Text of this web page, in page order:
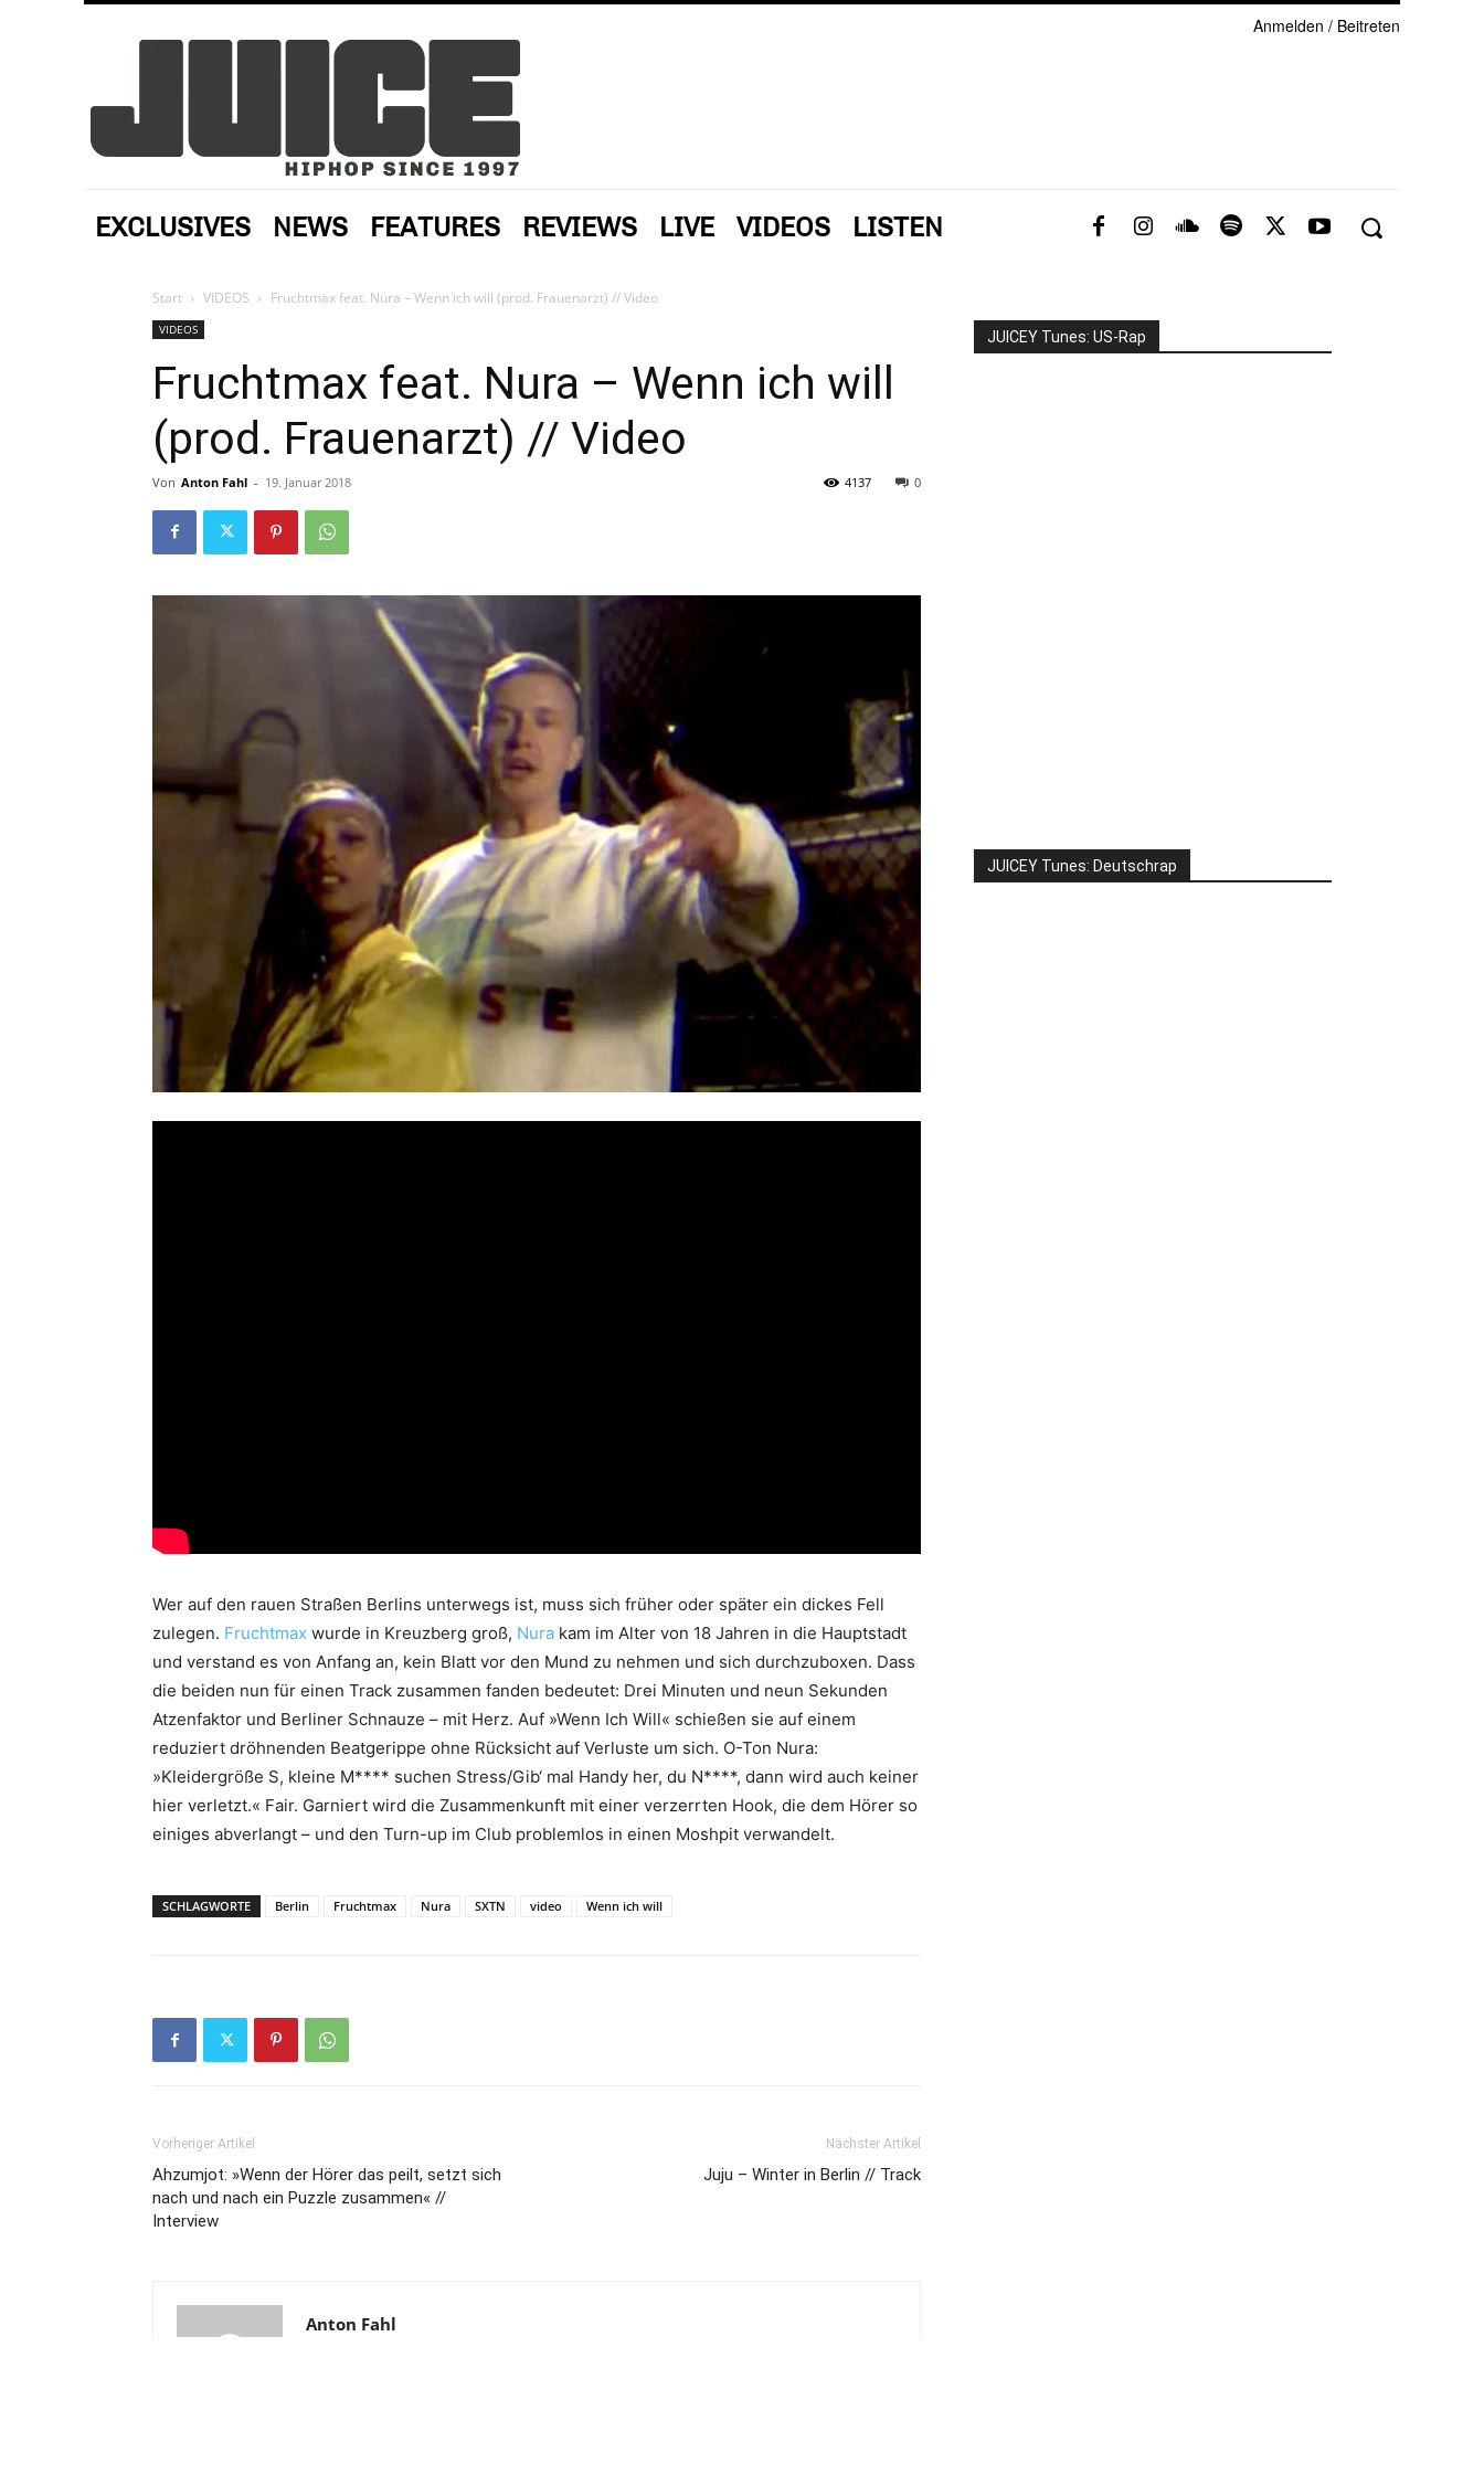
Anmelden / Beitreten
EXCLUSIVES NEWS FEATURES REVIEWS LIVE VIDEOS LISTEN
Start VIDEOS Fruchtmax feat. Nura – Wenn ich will (prod. Frauenarzt) // Video
VIDEOS
Fruchtmax feat. Nura – Wenn ich will
(prod. Frauenarzt) // Video
Von Anton Fahl - 19. Januar 2018 0
4137
Wer auf den rauen Straßen Berlins unterwegs ist, muss sich früher oder später ein dickes Fell
zulegen. Fruchtmax wurde in Kreuzberg groß, Nura kam im Alter von 18 Jahren in die Hauptstadt
und verstand es von Anfang an, kein Blatt vor den Mund zu nehmen und sich durchzuboxen. Dass
die beiden nun für einen Track zusammen fanden bedeutet: Drei Minuten und neun Sekunden
Atzenfaktor und Berliner Schnauze – mit Herz. Auf »Wenn Ich Will« schießen sie auf einem
reduziert dröhnenden Beatgerippe ohne Rücksicht auf Verluste um sich. O-Ton Nura:
»Kleidergröße S, kleine M**** suchen Stress/Gib‘ mal Handy her, du N****, dann wird auch keiner
hier verletzt.« Fair. Garniert wird die Zusammenkunft mit einer verzerrten Hook, die dem Hörer so
einiges abverlangt – und den Turn-up im Club problemlos in einen Moshpit verwandelt.
SCHLAGWORTE Berlin Fruchtmax Nura SXTN video Wenn ich will
Vorheriger Artikel
Ahzumjot: »Wenn der Hörer das peilt, setzt sich
nach und nach ein Puzzle zusammen« //
Interview
Nächster Artikel
Juju – Winter in Berlin // Track
Anton Fahl
JUICEY Tunes: US-Rap
JUICEY Tunes: Deutschrap